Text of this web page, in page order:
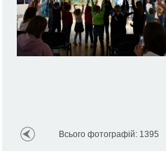
Всього фотографій: 1395